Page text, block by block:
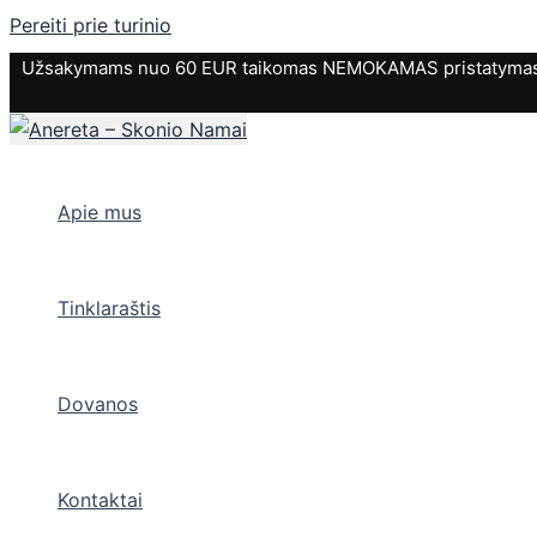
Pereiti prie turinio
Užsakymams nuo 60 EUR taikomas NEMOKAMAS
Apie mus
Tinklaraštis
Dovanos
Kontaktai